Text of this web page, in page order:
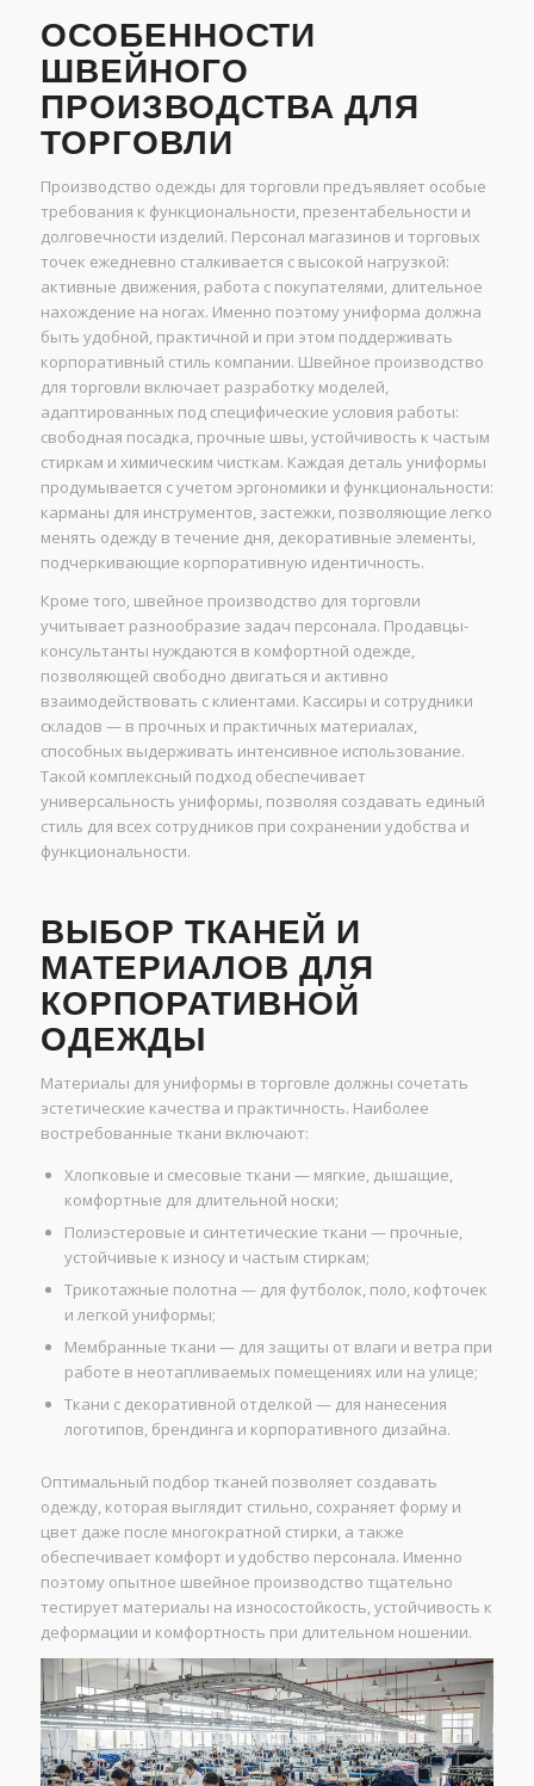
ОСОБЕННОСТИ
ШВЕЙНОГО
ПРОИЗВОДСТВА ДЛЯ
ТОРГОВЛИ
Производство одежды для торговли предъявляет особые
требования к функциональности, презентабельности и
долговечности изделий. Персонал магазинов и торговых
точек ежедневно сталкивается с высокой нагрузкой:
активные движения, работа с покупателями, длительное
нахождение на ногах. Именно поэтому униформа должна
быть удобной, практичной и при этом поддерживать
корпоративный стиль компании. Швейное производство
для торговли включает разработку моделей,
адаптированных под специфические условия работы:
свободная посадка, прочные швы, устойчивость к частым
стиркам и химическим чисткам. Каждая деталь униформы
продумывается с учетом эргономики и функциональности:
карманы для инструментов, застежки, позволяющие легко
менять одежду в течение дня, декоративные элементы,
подчеркивающие корпоративную идентичность.
Кроме того, швейное производство для торговли
учитывает разнообразие задач персонала. Продавцы-
консультанты нуждаются в комфортной одежде,
позволяющей свободно двигаться и активно
взаимодействовать с клиентами. Кассиры и сотрудники
складов — в прочных и практичных материалах,
способных выдерживать интенсивное использование.
Такой комплексный подход обеспечивает
универсальность униформы, позволяя создавать единый
стиль для всех сотрудников при сохранении удобства и
функциональности.
ВЫБОР ТКАНЕЙ И
МАТЕРИАЛОВ ДЛЯ
КОРПОРАТИВНОЙ
ОДЕЖДЫ
Материалы для униформы в торговле должны сочетать
эстетические качества и практичность. Наиболее
востребованные ткани включают:
Хлопковые и смесовые ткани — мягкие, дышащие,
комфортные для длительной носки;
Полиэстеровые и синтетические ткани — прочные,
устойчивые к износу и частым стиркам;
Трикотажные полотна — для футболок, поло, кофточек
и легкой униформы;
Мембранные ткани — для защиты от влаги и ветра при
работе в неотапливаемых помещениях или на улице;
Ткани с декоративной отделкой — для нанесения
логотипов, брендинга и корпоративного дизайна.
Оптимальный подбор тканей позволяет создавать
одежду, которая выглядит стильно, сохраняет форму и
цвет даже после многократной стирки, а также
обеспечивает комфорт и удобство персонала. Именно
поэтому опытное швейное производство тщательно
тестирует материалы на износостойкость, устойчивость к
деформации и комфортность при длительном ношении.